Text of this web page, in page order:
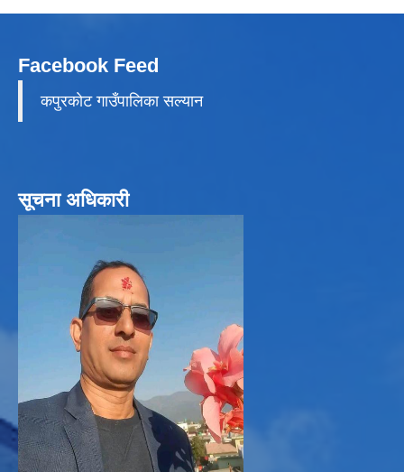
Facebook Feed
कपुरकाेट गाउँपालिका सल्यान
सूचना अधिकारी